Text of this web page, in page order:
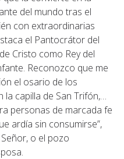
del mundo tras el
con extraordinarias
el Pantocrátor del
Cristo como Rey del
Reconozco que me
el osario de los
la capilla de San Trifón,…
personas de marcada fe
ardía sin consumirse”,
o el pozo